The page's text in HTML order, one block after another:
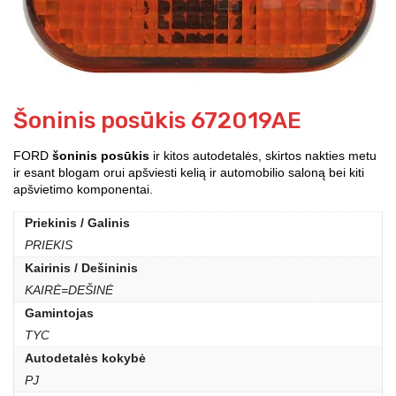
Šoninis posūkis 672019AE
FORD šoninis posūkis ir kitos autodetalės, skirtos nakties metu
ir esant blogam orui apšviesti kelią ir automobilio saloną bei kiti
apšvietimo komponentai.
Priekinis / Galinis
PRIEKIS
Kairinis / Dešininis
KAIRĖ=DEŠINĖ
Gamintojas
TYC
Autodetalės kokybė
PJ